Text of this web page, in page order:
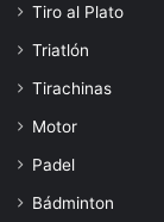
Tiro al Plato
Triatlón
Tirachinas
Motor
Padel
Bádminton